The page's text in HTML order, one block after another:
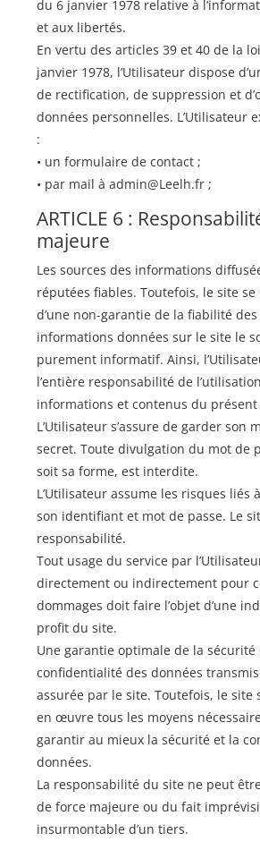
du 6 janvier 1978 relative à
et aux libertés.
En vertu des articles 39 et 40 de la
janvier 1978, l’Utilisateur dispose
de rectification, de suppression et
données personnelles. L’Utilisateur
:
• un formulaire de contact ;
• par mail à admin@Leelh.fr ;
ARTICLE 6 :
majeure
Les sources des informations
réputées fiables. Toutefois, le site
d’une non-garantie de la fiabilité des
informations données sur le site le
purement informatif. Ainsi,
l’entière responsabilité de
informations et contenus du présent
L’Utilisateur s’assure de garder son
secret. Toute divulgation du mot de
soit sa forme, est interdite.
L’Utilisateur assume les risques liés
son identifiant et mot de passe. Le
responsabilité.
Tout usage du service par
directement ou indirectement pour
dommages doit faire l’objet d’une
profit du site.
Une garantie optimale de la sécurité
confidentialité des données
assurée par le site. Toutefois, le site
en œuvre tous les moyens
garantir au mieux la sécurité et la
données.
La responsabilité du site ne peut
de force majeure ou du fait
insurmontable d’un tiers.